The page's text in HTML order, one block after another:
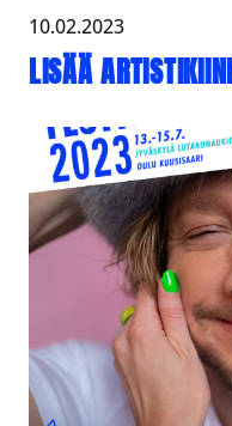
10.02.2023
LISÄÄ